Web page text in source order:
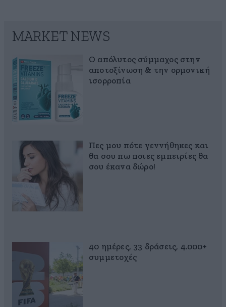
MARKET NEWS
Ο απόλυτος σύμμαχος στην
αποτοξίνωση & την ορμονική
ισορροπία
Πες μου πότε γεννήθηκες και
θα σου πω ποιες εμπειρίες θα
σου έκανα δώρο!
40 ημέρες, 33 δράσεις, 4.000+
συμμετοχές